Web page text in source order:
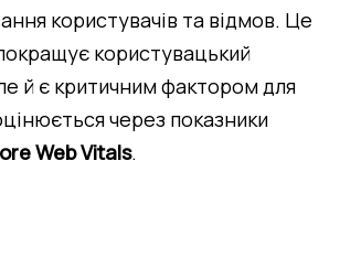
користувачів та відмов. Це
користувацький
й є критичним фактором для
Web Vitals.